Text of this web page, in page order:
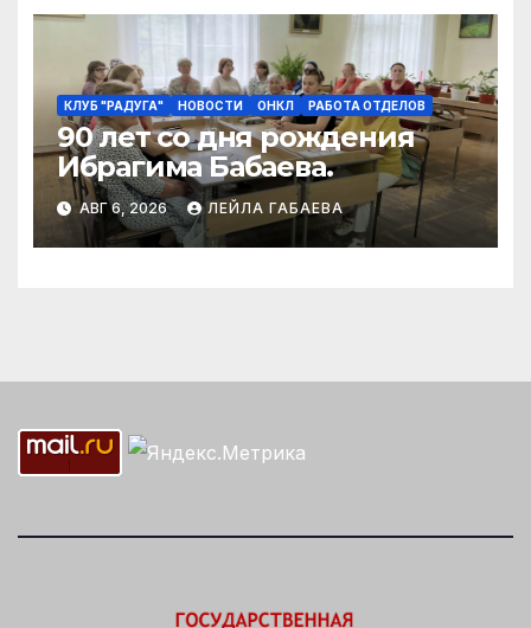
КЛУБ "РАДУГА" НОВОСТИ ОНКЛ РАБОТА ОТДЕЛОВ
90 лет со дня рождения
Ибрагима Бабаева.
АВГ 6, 2026 ЛЕЙЛА ГАБАЕВА